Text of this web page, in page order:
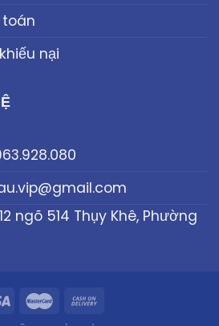
nại
ngõ 514 Thụy Khê, Phường